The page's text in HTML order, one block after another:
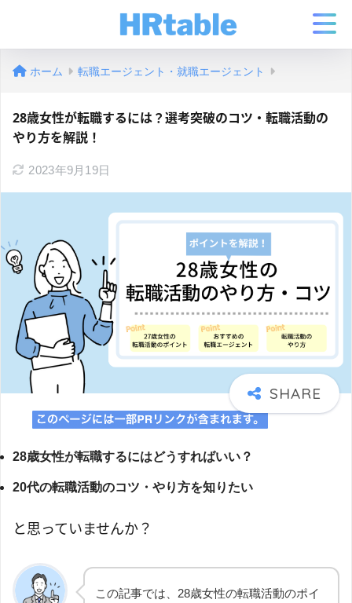
ホーム 転職エージェント・就職エージェント
28歳女性が転職するには？選考突破のコツ・転職活動の
やり方を解説！
2023年9月19日
28歳女性が転職するにはどうすればいい？
20代の転職活動のコツ・やり方を知りたい
と思っていませんか？
この記事では、28歳女性の転職活動のポイ